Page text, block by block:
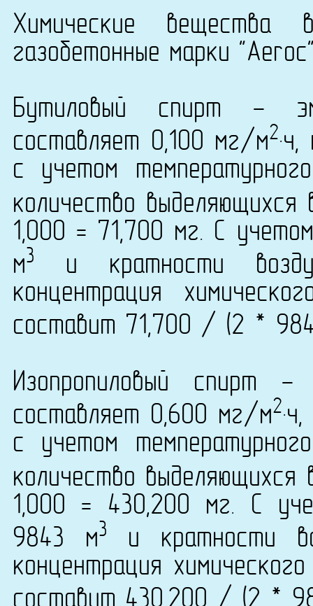
Химические вещества
газобетонные марки
Бутиловый спирт -
составляет 0,100 мг/м2
с учетом
количество
1,000 = 71,700 мг. С
м3
и кратности
концентрация
составит 71,700 / (2 *
Изопропиловый спирт
составляет 0,600 мг/м2
с учетом
количество
1,000 = 430,200 мг. С
9843 м3
и кратности
концентрация